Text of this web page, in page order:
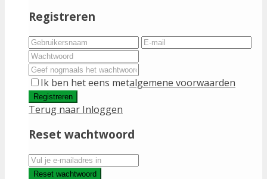
Registreren
Ik ben het eens metalgemene voorwaarden
Registreren
Terug naar Inloggen
Reset wachtwoord
Reset wachtwoord